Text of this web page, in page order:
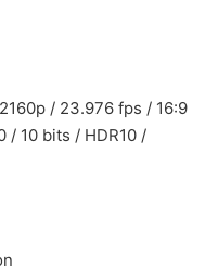
/ 23.976 fps / 16:9
/ 10 bits / HDR10 /